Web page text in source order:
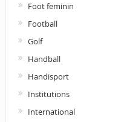
Foot feminin
Football
Golf
Handball
Handisport
Institutions
International